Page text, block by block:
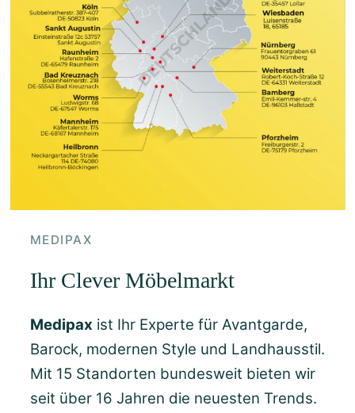
MEDIPAX
Ihr Clever Möbelmarkt
Medipax ist Ihr Experte für Avantgarde,
Barock, modernen Style und Landhausstil.
Mit 15 Standorten bundesweit bieten wir
seit über 16 Jahren die neuesten Trends.